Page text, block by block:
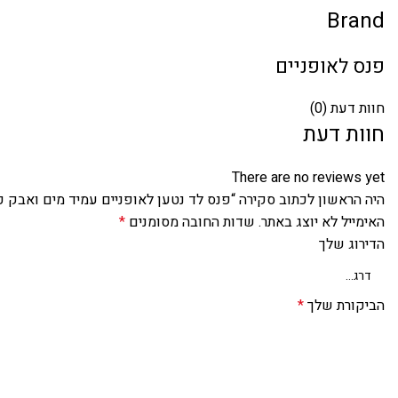
Brand
פנס לאופניים
חוות דעת (0)
חוות דעת
There are no reviews yet
היה הראשון לכתוב סקירה “פנס לד נטען לאופניים עמיד מים ואבק כולל 3
האימייל לא יוצג באתר. שדות החובה מסומנים *
הדירוג שלך
הביקורת שלך*